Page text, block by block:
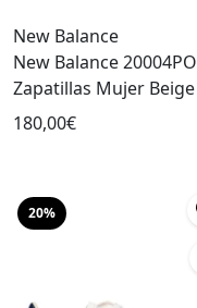
New Balance
New Balance 20004PO
Zapatillas Mujer Beige
180,00€
20%